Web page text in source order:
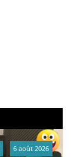
6 août 2026